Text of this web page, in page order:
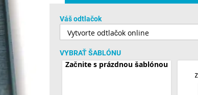
Váš odtlačok
VYBRAŤ ŠABLÓNU
Začnite s prázdnou šablónou